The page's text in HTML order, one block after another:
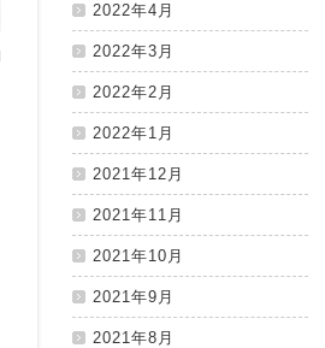
2022年4月
2022年3月
2022年2月
2022年1月
2021年12月
2021年11月
2021年10月
2021年9月
2021年8月